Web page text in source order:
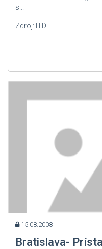
s...
Zdroj: ITD
15.08.2008
Bratislava-